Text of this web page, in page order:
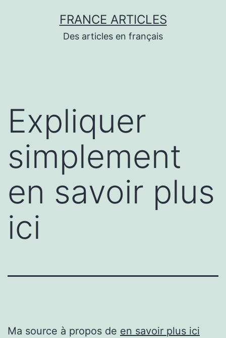
FRANCE ARTICLES
Des articles en français
Expliquer
simplement
en savoir plus
ici
Ma source à propos de en savoir plus ici